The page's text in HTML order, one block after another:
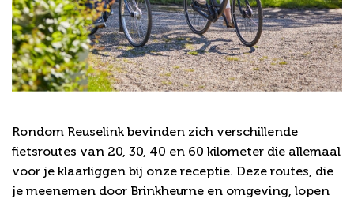
Rondom Reuselink bevinden zich verschillende
fietsroutes van 20, 30, 40 en 60 kilometer die allemaal
voor je klaarliggen bij onze receptie. Deze routes, die
je meenemen door Brinkheurne en omgeving, lopen